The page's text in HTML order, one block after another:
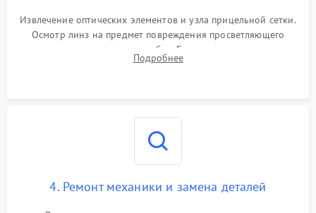
Извлечение оптических элементов и узла прицельной сетки.
Осмотр линз на предмет повреждения просветляющего
покрытия или появления грибка. Бережная очистка стекол
спецрастворами. Проверка целостности гравированной
Подробнее
4. Ремонт механики и замена деталей